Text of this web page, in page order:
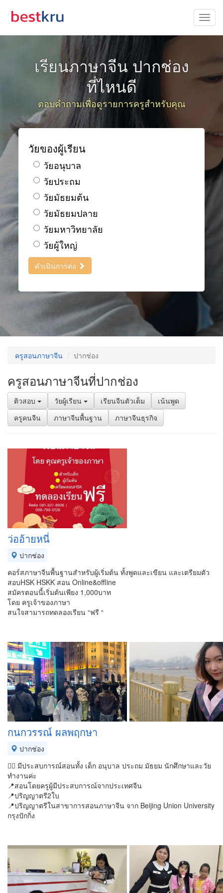
เรียนภาษาจีน ปากช่อง
ที่ไหนดี
ตอบคำถามเพื่อดูรายการครูสำหรับคุณ
วัยของผู้เรียน
วัยอนุบาล
วัยประถม
วัยมัธยมต้น
วัยมัธยมปลาย
วัยมหาวิทยาลัย
วัยผู้ใหญ่
ดำเนินการต่อ
ครูสอนภาษาจีน ปากช่อง
ครูสอนภาษาจีนที่ปากช่อง
ติวสอบ วัยผู้เรียน เรียนจีนตัวเต็ม
เน้นพูด
ครูคนจีน
ภาษาจีนพื้นฐาน ภาษาจีนธุรกิจ
ว่ออ้ายหนี่
ปากช่อง
คอร์สภาษาจีนพื้นฐานสำหรับผู้เริ่มต้น ทั้งพูดและเขียน และเตรียมตัว
สอบHSK HSKK สอน Online&offline
สมัครตอนนี้เริ่มต้นเพียง 1,000บาท
โดย ครูเจ้าของภาษา
สนใจสามารถทดลองเรียน “ฟรี “
กนกวรรณ์ ผลพฤกษา
ปากช่อง
👉🏼 มีประสบการณ์สอนทั้ง เด็ก อนุบาล ประถม มัธยม นักศึกษาและวัย
ทำงานค่ะ
📍สอนโดยครูผู้มีประสบการณ์จากประเทศจีน
📍ปริญญาตรี2ใบ
📍ปริญญาตรีในสาขาการสอนภาษาจีน จาก Beijing Union University
กรุงปักกิ่ง